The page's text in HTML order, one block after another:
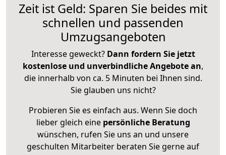
Zeit ist Geld: Sparen Sie beides mit
schnellen und passenden
Umzugsangeboten
Interesse geweckt? Dann fordern Sie jetzt
kostenlose und unverbindliche Angebote an,
die innerhalb von ca. 5 Minuten bei Ihnen sind.
Sie glauben uns nicht?
Probieren Sie es einfach aus. Wenn Sie doch
lieber gleich eine persönliche Beratung
wünschen, rufen Sie uns an und unsere
geschulten Mitarbeiter beraten Sie gerne auf